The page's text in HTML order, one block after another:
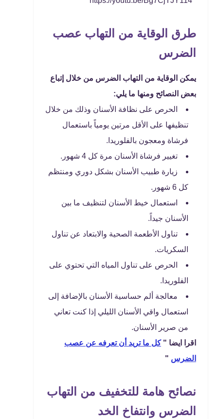
طرق الوقاية من التهاب عصب
الضرس
يمكن الوقاية من التهاب الضرس من خلال إتباع
بعض النصائح ومنها ما يلي:
الحرص على نظافة الأسنان وذلك من خلال
تنظيفها على الأقل مرتين يومياً باستعمال
فرشاة ومعجون بالفلوريدا.
تغيير فرشاة الأسنان مرة كل 4 شهور.
زيارة طبيب الأسنان بشكل دوري ومنتظم
كل 6 شهور.
استعمال خيط الأسنان لتنظيف ما بين
الأسنان جيداً.
تناول الأطعمة الصحية والابتعاد عن تناول
السكريات.
الحرص على تناول المياه التي تحتوي على
الفلوريدا.
معالجة ألم حساسية الأسنان بالإضافة إلى
استعمال واقي الأسنان الليلي إذا كنت تعاني
من صرير الأسنان.
اقرا ايضا "كل ما تريد أن تعرفه عن عصب
الضرس "
نصائح هامة للتخفيف من التهاب
الضرس وانتفاخ الخد